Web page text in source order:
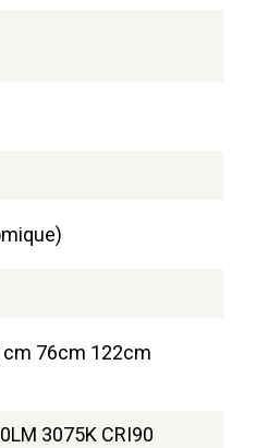
76cm 122cm
3075K CRI90